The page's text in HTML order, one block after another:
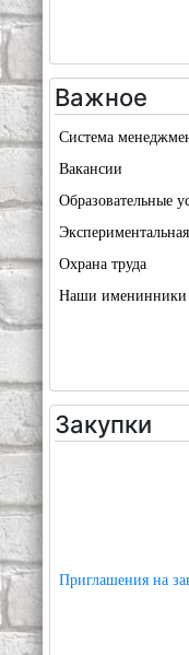
Важное
Система
Вакансии
Образовательные
Охрана труда
Наши именинники
Закупки
Приглашения на